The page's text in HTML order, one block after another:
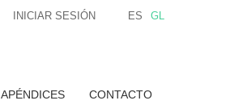
ES GL
INICIAR SESIÓN
APÉNDICES CONTACTO